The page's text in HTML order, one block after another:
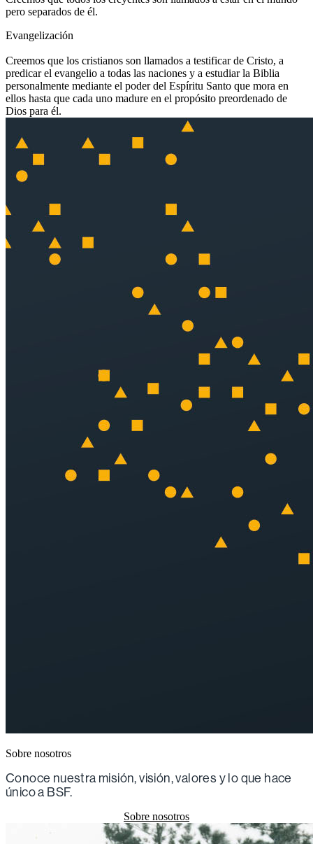
pero separados de él.
Evangelización
Creemos que los cristianos son llamados a testificar de Cristo, a
predicar el evangelio a todas las naciones y a estudiar la Biblia
personalmente mediante el poder del Espíritu Santo que mora en
ellos hasta que cada uno madure en el propósito preordenado de
Dios para él.
Sobre nosotros
Conoce nuestra misión, visión, valores y lo que hace
único a BSF.
Sobre nosotros